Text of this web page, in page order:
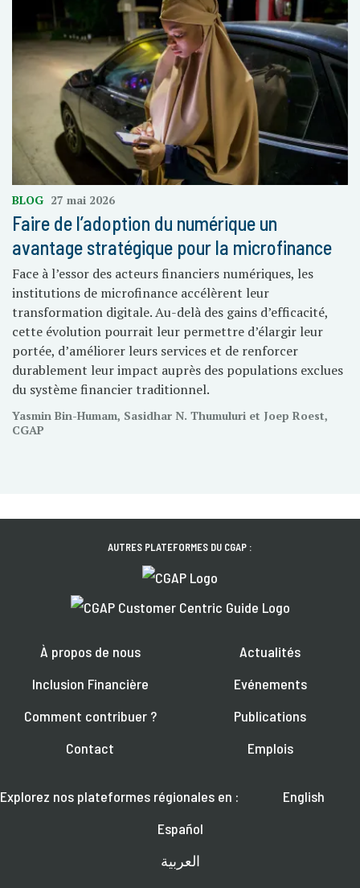
BLOG 27 mai 2026
Faire de l’adoption du numérique un
avantage stratégique pour la microfinance
Face à l’essor des acteurs financiers numériques, les
institutions de microfinance accélèrent leur
transformation digitale. Au-delà des gains d’efficacité,
cette évolution pourrait leur permettre d’élargir leur
portée, d’améliorer leurs services et de renforcer
durablement leur impact auprès des populations exclues
du système financier traditionnel.
Yasmin Bin-Humam, Sasidhar N. Thumuluri et Joep Roest,
CGAP
AUTRES PLATEFORMES DU CGAP :
À propos de nous
Inclusion Financière
Comment contribuer ?
Contact
Actualités
Evénements
Publications
Emplois
Explorez nos plateformes régionales en :
English
Español
العربية